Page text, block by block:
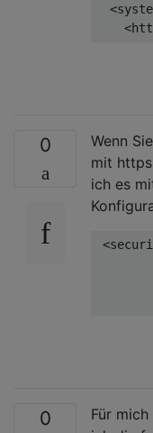
0
Wenn
mit
ich es
0
Für